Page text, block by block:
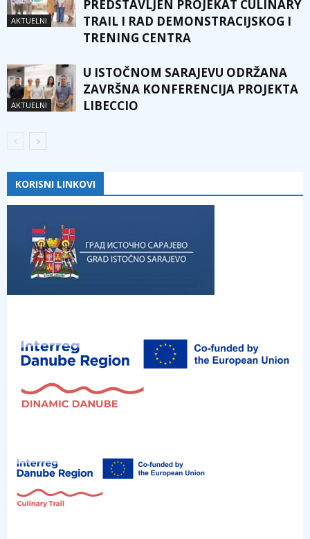
AKTUELNI
PREDSTAVLJEN PROJEKAT CULINARY
TRAIL I RAD DEMONSTRACIJSKOG I
TRENING CENTRA
AKTUELNI
U ISTOČNOM SARAJEVU ODRŽANA
ZAVRŠNA KONFERENCIJA PROJEKTA
LIBECCIO
KORISNI LINKOVI